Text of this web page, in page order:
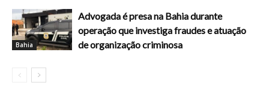
Bahia
Advogada é presa na Bahia durante
operação que investiga fraudes e atuação
de organização criminosa